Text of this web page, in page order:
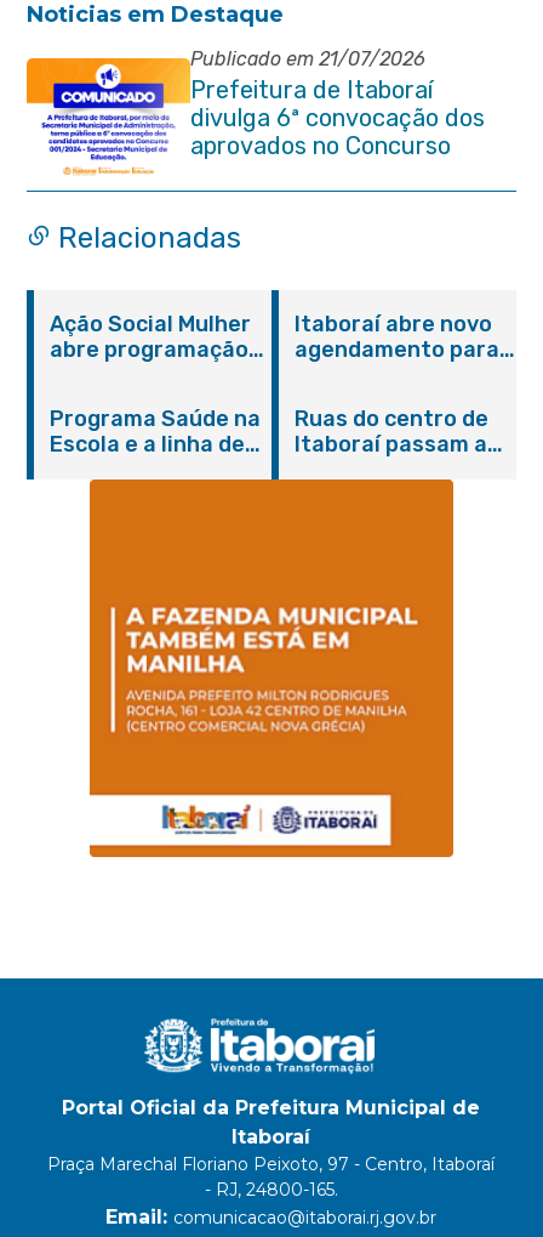
Noticias em Destaque
Publicado em 21/07/2026
Prefeitura de Itaboraí
divulga 6ª convocação dos
aprovados no Concurso
Educação
Relacionadas
Ação Social Mulher
abre programação
serviços gratuitos e
orientações
Itaboraí abre novo
agendamento para
Programa Saúde na
Escola e a linha de
Magalhães Seabra
Ruas do centro de
Itaboraí passam a
Portal Oficial da Prefeitura Municipal de
Itaboraí
Praça Marechal Floriano Peixoto, 97 - Centro, Itaboraí
- RJ, 24800-165.
Email: comunicacao@itaborai.rj.gov.br